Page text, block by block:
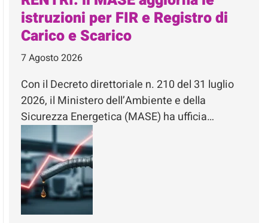
istruzioni per FIR e Registro di
Carico e Scarico
7 Agosto 2026
Con il Decreto direttoriale n. 210 del 31 luglio
2026, il Ministero dell’Ambiente e della
Sicurezza Energetica (MASE) ha ufficia…